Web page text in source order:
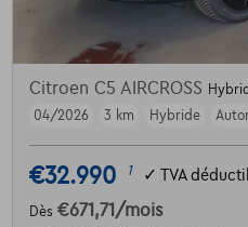
Citroen C5 AIRCROSS
04/2026
3 km Hybride
€32.990 1 ✓ TVA
Dès €671,71 /mois